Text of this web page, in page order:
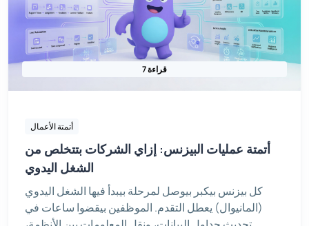
7 قراءة
أتمتة الأعمال
أتمتة عمليات البيزنس: إزاي الشركات بتتخلص من
الشغل اليدوي
كل بيزنس بيكبر بيوصل لمرحلة بيبدأ فيها الشغل اليدوي
(المانيوال) يعطل التقدم. الموظفين بيقضوا ساعات في